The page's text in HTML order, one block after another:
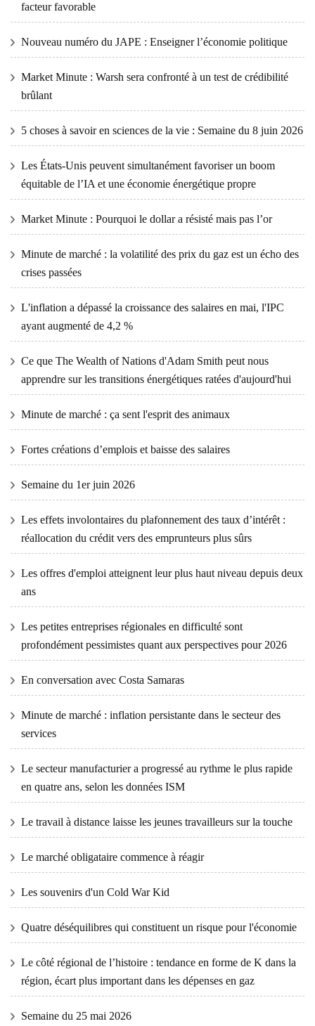
facteur favorable
Nouveau numéro du JAPE : Enseigner l’économie politique
Market Minute : Warsh sera confronté à un test de crédibilité
brûlant
5 choses à savoir en sciences de la vie : Semaine du 8 juin 2026
Les États-Unis peuvent simultanément favoriser un boom
équitable de l’IA et une économie énergétique propre
Market Minute : Pourquoi le dollar a résisté mais pas l’or
Minute de marché : la volatilité des prix du gaz est un écho des
crises passées
L'inflation a dépassé la croissance des salaires en mai, l'IPC
ayant augmenté de 4,2 %
Ce que The Wealth of Nations d'Adam Smith peut nous
apprendre sur les transitions énergétiques ratées d'aujourd'hui
Minute de marché : ça sent l'esprit des animaux
Fortes créations d’emplois et baisse des salaires
Semaine du 1er juin 2026
Les effets involontaires du plafonnement des taux d’intérêt :
réallocation du crédit vers des emprunteurs plus sûrs
Les offres d'emploi atteignent leur plus haut niveau depuis deux
ans
Les petites entreprises régionales en difficulté sont
profondément pessimistes quant aux perspectives pour 2026
En conversation avec Costa Samaras
Minute de marché : inflation persistante dans le secteur des
services
Le secteur manufacturier a progressé au rythme le plus rapide
en quatre ans, selon les données ISM
Le travail à distance laisse les jeunes travailleurs sur la touche
Le marché obligataire commence à réagir
Les souvenirs d'un Cold War Kid
Quatre déséquilibres qui constituent un risque pour l'économie
Le côté régional de l’histoire : tendance en forme de K dans la
région, écart plus important dans les dépenses en gaz
Semaine du 25 mai 2026